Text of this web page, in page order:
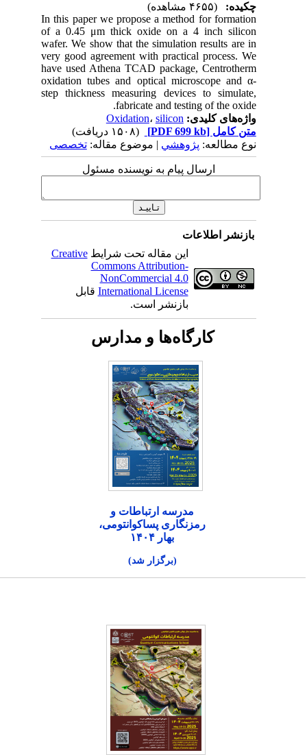
چکیده:
In this paper we propose a method for formation
of a 0.45 μm thick oxide on a 4 inch silicon
wafer. We show that the simulation results are in
very good agreement with practical process. We
have used Athena TCAD package, Centrotherm
oxidation tubes and optical microscope and α-
step thickness measuring devices to simulate,
fabricate and testing of the oxide.
واژه‌های کلیدی:
Oxidation،silicon
متن کامل[PDF 699 kb]
نوع مطالعه:پژوهشي| موضوع مقاله:تخصصی
ارسال پیام به نویسنده مسئول
بازنشر اطلاعات
این مقاله تحت شرایطCreative
Commons Attribution-
NonCommercial 4.0
International Licenseقابل
بازنشر است.
کارگاه‌ها و مدارس
مدرسه ارتباطات و
رمزنگاری پساکوانتومی،
بهار ۱۴۰۴
(برگزار شد)